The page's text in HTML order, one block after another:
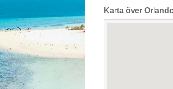
Karta över